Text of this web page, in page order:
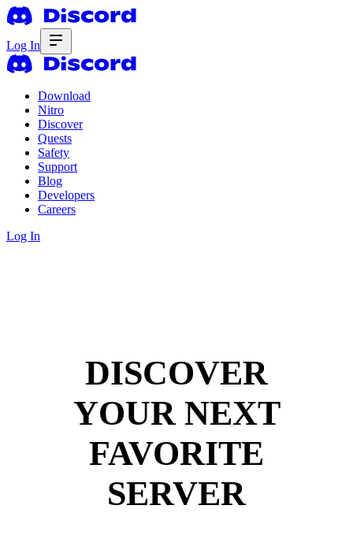
Log In
Download
Nitro
Discover
Quests
Safety
Support
Blog
Developers
Careers
Log In
DISCOVER
YOUR NEXT
FAVORITE
SERVER